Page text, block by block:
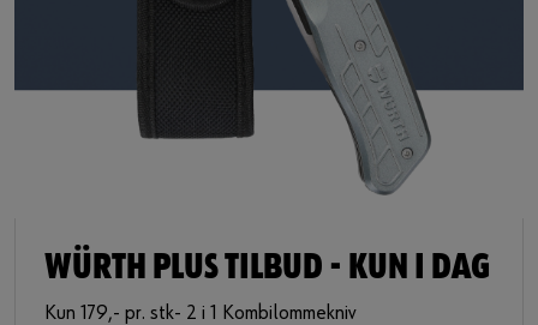
WÜRTH PLUS TILBUD - KUN I DAG
Kun 179,- pr. stk- 2 i 1 Kombilommekniv